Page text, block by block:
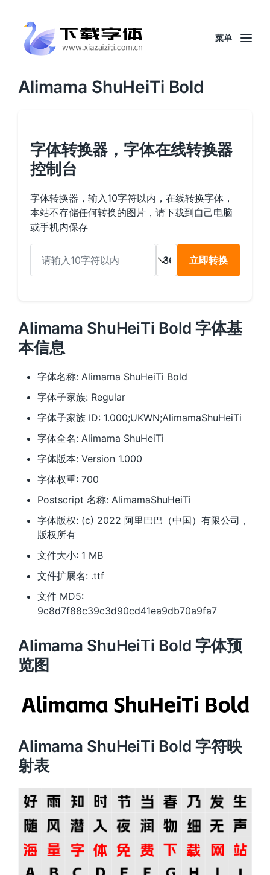
菜单
Alimama ShuHeiTi Bold
字体转换器，字体在线转换器
控制台
字体转换器，输入10字符以内，在线转换字体，
本站不存储任何转换的图片，请下载到自己电脑
或手机内保存
立即转换
Alimama ShuHeiTi Bold 字体基
本信息
字体名称: Alimama ShuHeiTi Bold
字体子家族: Regular
字体子家族 ID: 1.000;UKWN;AlimamaShuHeiTi
字体全名: Alimama ShuHeiTi
字体版本: Version 1.000
字体权重: 700
Postscript 名称: AlimamaShuHeiTi
字体版权: (c) 2022 阿里巴巴（中国）有限公司，
版权所有
文件大小: 1 MB
文件扩展名: .ttf
文件 MD5:
9c8d7f88c39c3d90cd41ea9db70a9fa7
Alimama ShuHeiTi Bold 字体预
览图
Alimama ShuHeiTi Bold 字符映
射表